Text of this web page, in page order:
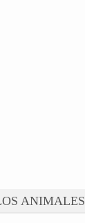
ANIMALES